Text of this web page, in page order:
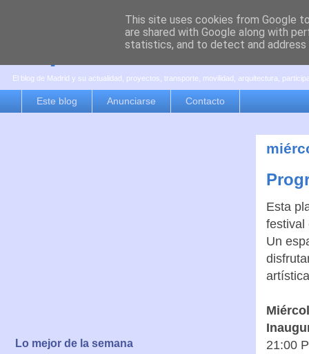
es por madrid
El blog de Madrid y su actualidad, proyectos, transporte, movilidad, arquitectura,
Este blog Anunciarse Contacto
Esta
festival
Un
21:00
Lo mejor de la semana
This site uses cookies from Google
are shared with Google along with
statistics, and to detect and address